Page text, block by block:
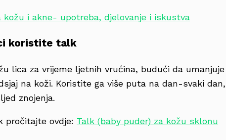
kožu i akne- upotreba, djelovanje i iskustva
koristite talk
lica za vrijeme ljetnih vrućina, budući da umanjuje
na koži. Koristite ga više puta na dan-svaki
znojenja.
pročitajte ovdje: Talk (baby puder) za kožu sklonu